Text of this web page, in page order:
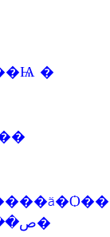
�
�.�֡�Ե���ձ� ���������ص�